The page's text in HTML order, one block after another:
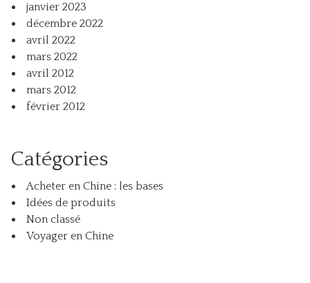
janvier 2023
décembre 2022
avril 2022
mars 2022
avril 2012
mars 2012
février 2012
Catégories
Acheter en Chine : les bases
Idées de produits
Non classé
Voyager en Chine